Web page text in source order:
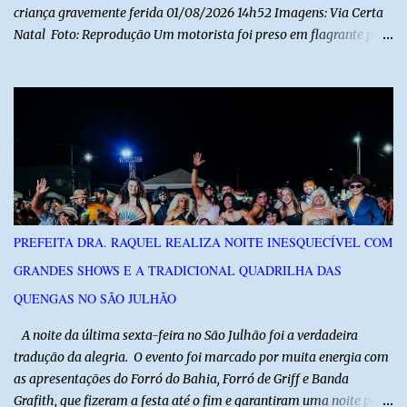
criança gravemente ferida 01/08/2026 14h52 Imagens: Via Certa
Natal Foto: Reprodução Um motorista foi preso em flagrante por
Um dos condutores apresentava sinais de embriaguez, foi levado
ao Hospital Regional Tarcísio Maia, em Mossoró, e autuado em
flagrante. O exame pericial para confirmar a presença de álcool no
organismo está em andamento. No outro veículo estavam
funcionários da Caern que seguiam para uma partida de futebol. O
motorista e uma mulher sofreram ferimentos leves. A criança, que
estava no carro com o grupo, ficou gravemente ferida, precisou ser
entubada e foi transferida de helicóptero...
PREFEITA DRA. RAQUEL REALIZA NOITE INESQUECÍVEL COM
GRANDES SHOWS E A TRADICIONAL QUADRILHA DAS
QUENGAS NO SÃO JULHÃO
​ A noite da última sexta-feira no São Julhão foi a verdadeira
tradução da alegria. O evento foi marcado por muita energia com
as apresentações do Forró do Bahia, Forró de Griff e Banda
Grafith, que fizeram a festa até o fim e garantiram uma noite para